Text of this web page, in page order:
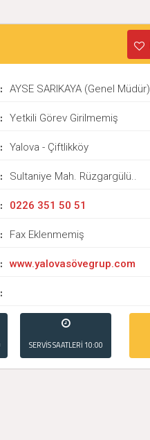
: AYSE SARIKAYA (Genel Müdür)
: Yetkili Görev Girilmemiş
: Yalova - Çiftlikköy
: Sultaniye Mah. Rüzgargülü..
: 0226 351 50 51
: Fax Eklenmemiş
: www.yalovasövegrup.com
:
SERVİS SAATLERİ 10:00
- 20:00